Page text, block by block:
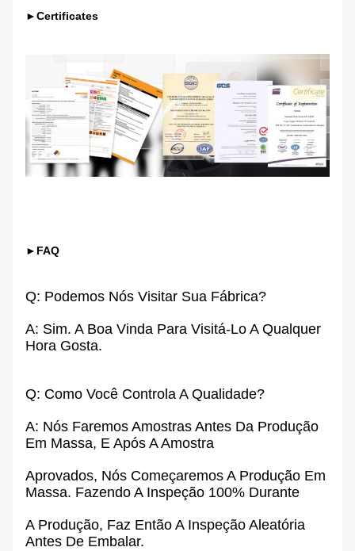
►Certificates
►FAQ
Q: Podemos Nós Visitar Sua Fábrica?
A: Sim. A Boa Vinda Para Visitá-Lo A Qualquer
Hora Gosta.
Q: Como Você Controla A Qualidade?
A: Nós Faremos Amostras Antes Da Produção
Em Massa, E Após A Amostra
Aprovados, Nós Começaremos A Produção Em
Massa. Fazendo A Inspeção 100% Durante
A Produção, Faz Então A Inspeção Aleatória
Antes De Embalar.